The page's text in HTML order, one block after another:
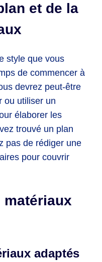
et de la
style que vous
de commencer à
devrez peut-être
ou utiliser un
élaborer les
trouvé un plan
pas de rédiger une
pour couvrir
matériaux
adaptés